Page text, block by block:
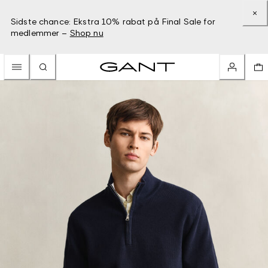
Sidste chance: Ekstra 10% rabat på Final Sale for
medlemmer – Shop nu